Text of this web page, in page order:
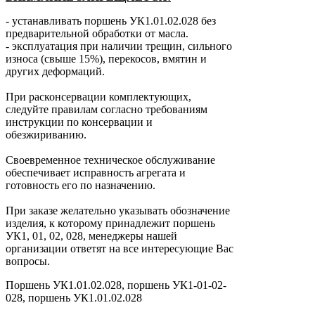
- устанавливать поршень УК1.01.02.028 без
предварительной обработки от масла.
- эксплуатация при наличии трещин, сильного
износа (свыше 15%), перекосов, вмятин и
других деформаций.
При расконсервации комплектующих,
следуйте правилам согласно требованиям
инструкции по консервации и
обезжириванию.
Своевременное техническое обслуживание
обеспечивает исправность агрегата и
готовность его по назначению.
При заказе желательно указывать обозначение
изделия, к которому принадлежит поршень
УК1, 01, 02, 028, менеджеры нашей
организации ответят на все интересующие Вас
вопросы.
Поршень УК1.01.02.028, поршень УК1-01-02-
028, поршень УК1.01.02.028